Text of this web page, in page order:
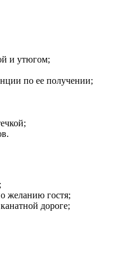
и утюгом;
по ее получении;
желанию гостя;
дороге;